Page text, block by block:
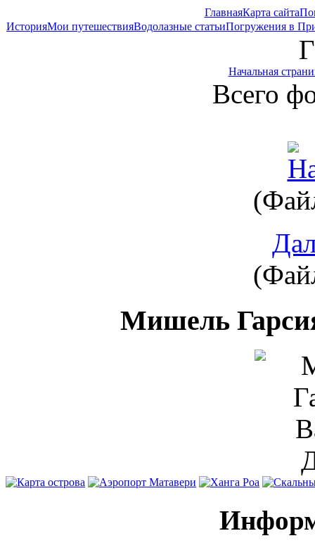
ГлавнаяКарта сайта
ИсторияМои путешествияВодолазные статьиПогружения в
Начальная
Всего
Мишель